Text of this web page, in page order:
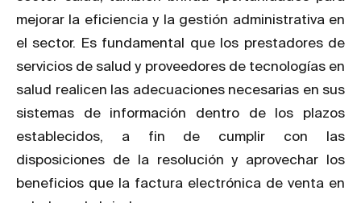
mejorar la eficiencia y la gestión administrativa en
el sector. Es fundamental que los prestadores de
servicios de salud y proveedores de tecnologías en
salud realicen las adecuaciones necesarias en sus
sistemas de información dentro de los plazos
establecidos, a fin de cumplir con las
disposiciones de la resolución y aprovechar los
beneficios que la factura electrónica de venta en